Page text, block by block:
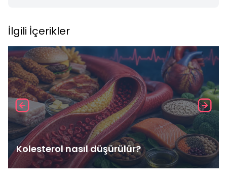
İlgili İçerikler
Kolesterol nasıl düşürülür?